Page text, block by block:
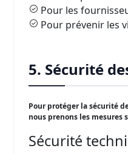
Pour les
Pour prévenir les
5. Sécurité
Pour protéger la sécurité
nous prenons les mesures
Sécurité